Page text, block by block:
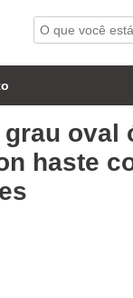
oval
haste